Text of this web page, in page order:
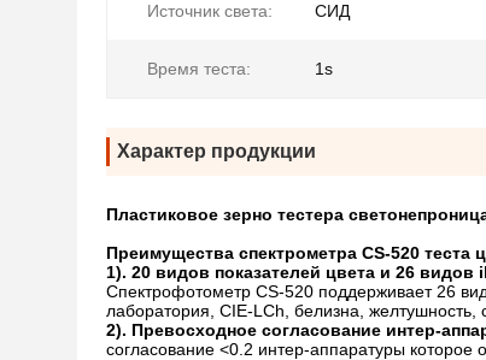
Источник света: СИД
Время теста: 1s
Характер продукции
Пластиковое зерно тестера
Преимущества спектрометра CS-520 теста
1). 20 видов показателей цвета и 26 видов
Спектрофотометр CS-520 поддерживает 26
лаборатория, CIE-LCh, белизна, желтушность,
2). Превосходное согласование интер-
согласование <0.2 интер-аппаратуры которое